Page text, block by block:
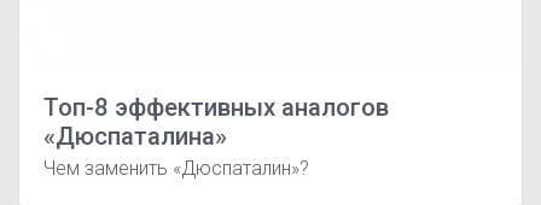
Топ-8 эффективных аналогов
«Дюспаталина»
Чем заменить «Дюспаталин»?